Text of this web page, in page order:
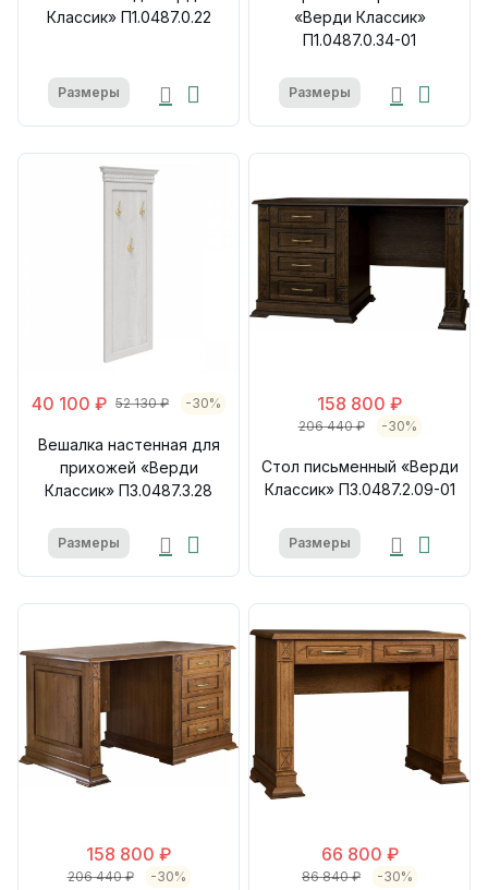
Классик» П1.0487.0.22
Размеры
«Верди Классик»
П1.0487.0.34-01
Размеры
40 100 ₽ 52 130 ₽ -30%
Вешалка настенная для
прихожей «Верди
Классик» П3.0487.3.28
Размеры
158 800 ₽
206 440 ₽ -30%
Стол письменный «Верди
Классик» П3.0487.2.09-01
Размеры
158 800 ₽
206 440 ₽ -30%
66 800 ₽
86 840 ₽ -30%